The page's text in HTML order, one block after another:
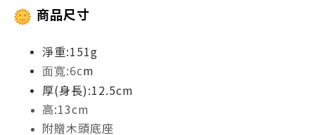
商品尺寸
淨重:151g
面寬:6cm
厚(身長):12.5cm
高:13cm
附贈木頭底座